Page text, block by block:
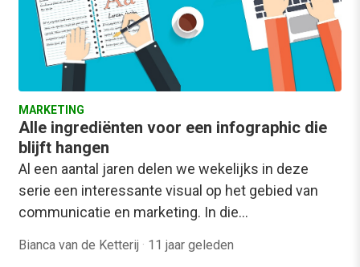
MARKETING
Alle ingrediënten voor een infographic die
blijft hangen
Al een aantal jaren delen we wekelijks in deze
serie een interessante visual op het gebied van
communicatie en marketing. In die…
Bianca van de Ketterij · 11 jaar geleden